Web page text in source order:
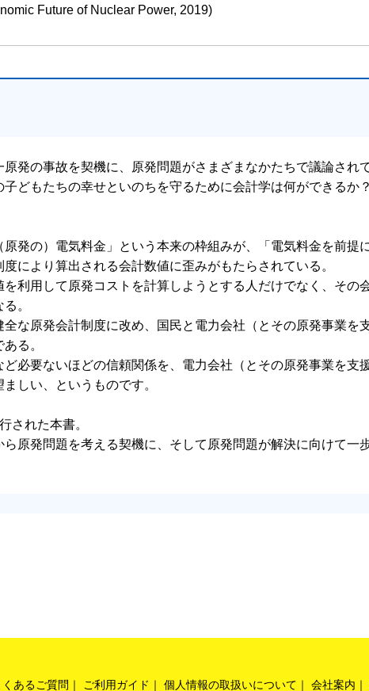
Future of Nuclear Power, 2019)
発の事故を契機に、原発問題がさまざまなかたちで議論され
どもたちの幸せといのちを守るために会計学は何ができるか
発の）電気料金」という本来の枠組みが、「電気料金を前提
により算出される会計数値に歪みがもたらされている。
利用して原発コストを計算しようとする人だけでなく、その
。
な原発会計制度に改め、国民と電力会社（とその原発事業を
る。
必要ないほどの信頼関係を、電力会社（とその原発事業を支
しい、というものです。
された本書。
原発問題を考える契機に、そして原発問題が解決に向けて一
くあるご質問 ご利用ガイド 個人情報の取扱いについて 会社案内